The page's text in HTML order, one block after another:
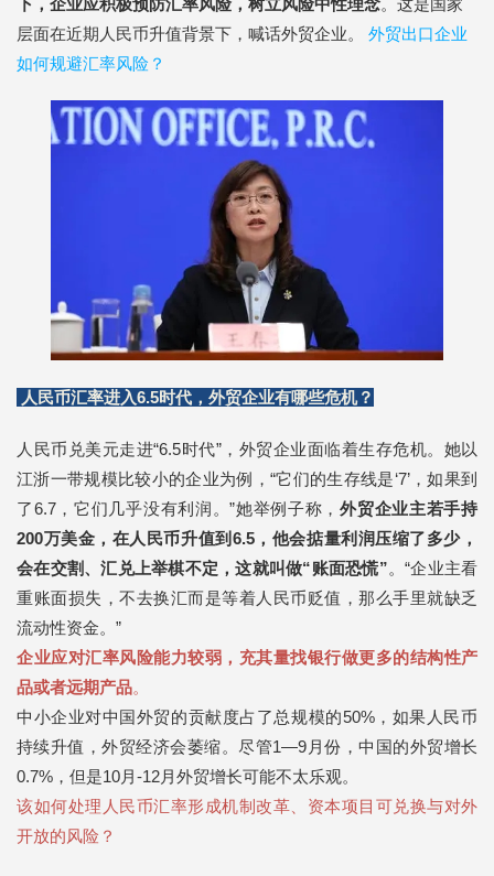
层面在近期人民币升值背景下，喊话外贸企业。 外贸出口企业
如何规避汇率风险？
人民币汇率进入6.5时代，外贸企业有哪些危机？
人民币兑美元走进“6.5时代”，外贸企业面临着生存危机。她以
江浙一带规模比较小的企业为例，“它们的生存线是‘7’，如果到
了6.7，它们几乎没有利润。”她举例子称，外贸企业主若手持
200万美金，在人民币升值到6.5，他会掂量利润压缩了多少，
会在交割、汇兑上举棋不定，这就叫做“账面恐慌”。“企业主看
重账面损失，不去换汇而是等着人民币贬值，那么手里就缺乏
流动性资金。”
企业应对汇率风险能力较弱，充其量找银行做更多的结构性产
品或者远期产品。
中小企业对中国外贸的贡献度占了总规模的50%，如果人民币
持续升值，外贸经济会萎缩。尽管1—9月份，中国的外贸增长
0.7%，但是10月-12月外贸增长可能不太乐观。
该如何处理人民币汇率形成机制改革、资本项目可兑换与对外
开放的风险？